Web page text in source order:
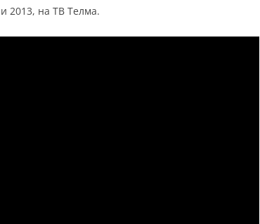
2013, на ТВ Телма.